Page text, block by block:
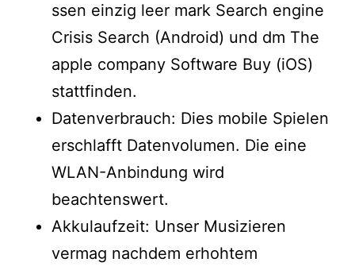
ssen einzig leer mark Search engine
Crisis Search (Android) und dm The
apple company Software Buy (iOS)
stattfinden.
Datenverbrauch: Dies mobile Spielen
erschlafft Datenvolumen. Die eine
WLAN-Anbindung wird
beachtenswert.
Akkulaufzeit: Unser Musizieren
vermag nachdem erhohtem